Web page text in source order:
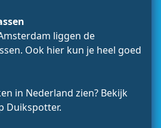
liggen de
Ook hier kun je heel goed
in Nederland zien? Bekijk
Duikspotter.